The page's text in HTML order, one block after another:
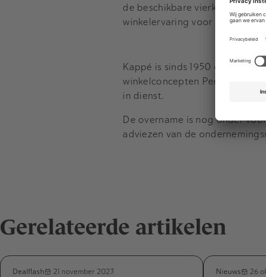
de beschikbare vierkante
winkelervaring voor passagiers.
Kappé is sinds 1950 een
winkelconcepten Perfumes &
in dienst.
De overname is nog onder
adviezen van de
Gerelateerde artikelen
Dealflash 21 november 2023 Nieuws 26